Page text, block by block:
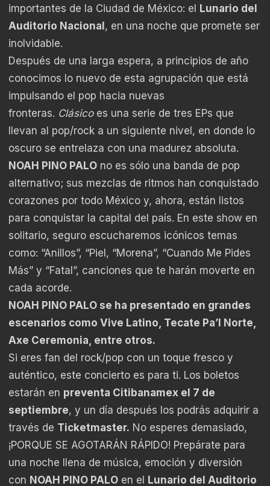
importantes de la Ciudad de México: el Lunario del
Auditorio Nacional, en una noche que promete ser
inolvidable.
Después de una larga espera, a principios de año
conocimos lo nuevo de esta agrupación que está
impulsando el pop hacia nuevas
fronteras. Clásico es una serie de tres EPs que
llevan al pop/rock a un siguiente nivel, en donde lo
oscuro se entrelaza con una madurez absoluta.
NOAH PINO PALO no es sólo una banda de pop
alternativo; sus mezclas de ritmos han conquistado
corazones por todo México y, ahora, están listos
para conquistar la capital del país. En este show en
solitario, seguro escucharemos icónicos temas
como: “Anillos”, “Piel, “Morena”, “Cuando Me Pides
Más” y “Fatal”, canciones que te harán moverte en
cada acorde.
NOAH PINO PALO se ha presentado en grandes
escenarios como Vive Latino, Tecate Pa’l Norte,
Axe Ceremonia, entre otros.
Si eres fan del rock/pop con un toque fresco y
auténtico, este concierto es para ti. Los boletos
estarán en preventa Citibanamex el 7 de
septiembre, y un día después los podrás adquirir a
través de Ticketmaster. No esperes demasiado,
¡PORQUE SE AGOTARÁN RÁPIDO! Prepárate para
una noche llena de música, emoción y diversión
con NOAH PINO PALO en el Lunario del Auditorio